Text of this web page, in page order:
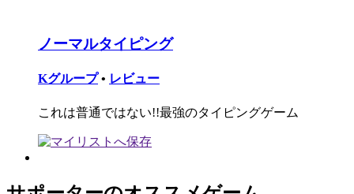
ノーマルタイピング
Kグループ • レビュー
これは普通ではない!!最強のタイピングゲーム